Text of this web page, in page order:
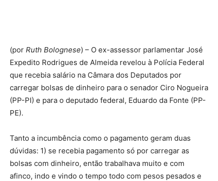
(por Ruth Bolognese) – O ex-assessor parlamentar José
Expedito Rodrigues de Almeida revelou à Polícia Federal
que recebia salário na Câmara dos Deputados por
carregar bolsas de dinheiro para o senador Ciro Nogueira
(PP-PI) e para o deputado federal, Eduardo da Fonte (PP-
PE).
Tanto a incumbência como o pagamento geram duas
dúvidas: 1) se recebia pagamento só por carregar as
bolsas com dinheiro, então trabalhava muito e com
afinco, indo e vindo o tempo todo com pesos pesados e